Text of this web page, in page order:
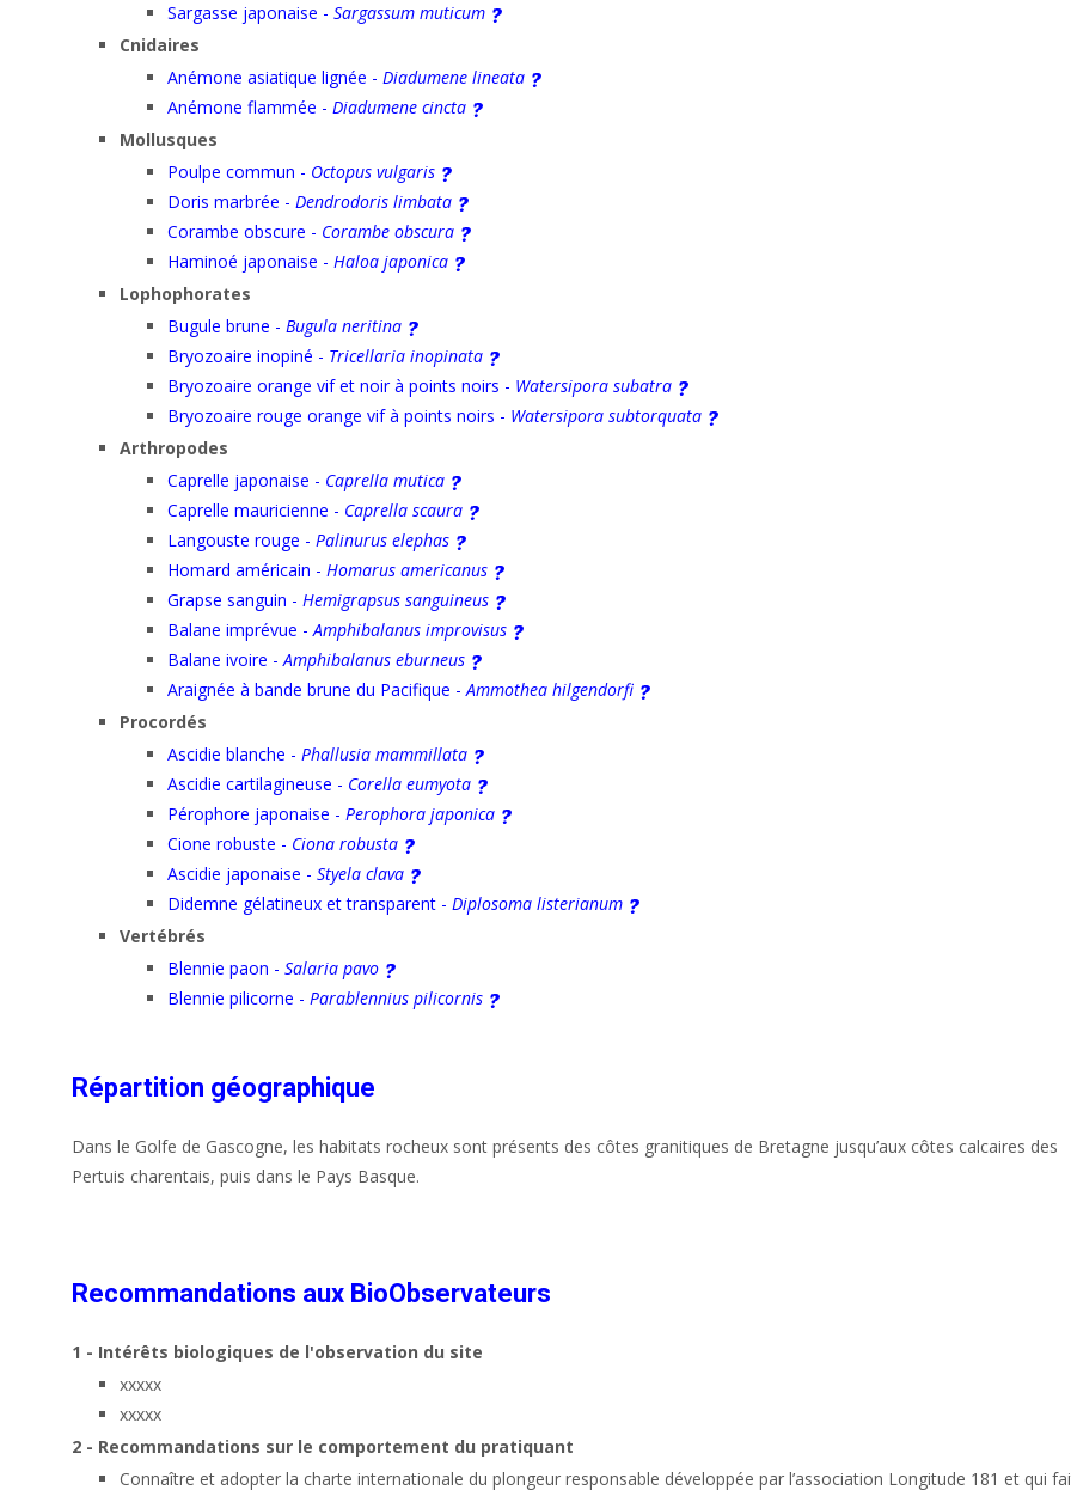
Sargasse japonaise - Sargassum muticum
Cnidaires
Anémone asiatique lignée - Diadumene lineata
Anémone flammée - Diadumene cincta
Mollusques
Poulpe commun - Octopus vulgaris
Doris marbrée - Dendrodoris limbata
Corambe obscure - Corambe obscura
Haminoé japonaise - Haloa japonica
Lophophorates
Bugule brune - Bugula neritina
Bryozoaire inopiné - Tricellaria inopinata
Bryozoaire orange vif et noir à points noirs - Watersipora subatra
Bryozoaire rouge orange vif à points noirs - Watersipora subtorquata
Arthropodes
Caprelle japonaise - Caprella mutica
Caprelle mauricienne - Caprella scaura
Langouste rouge - Palinurus elephas
Homard américain - Homarus americanus
Grapse sanguin - Hemigrapsus sanguineus
Balane imprévue -Amphibalanus improvisus
Balane ivoire -Amphibalanus eburneus
Araignée à bande brune du Pacifique -Ammothea hilgendorfi
Procordés
Ascidie blanche - Phallusia mammillata
Ascidie cartilagineuse - Corella eumyota
Pérophore japonaise - Perophora japonica
Cione robuste - Ciona robusta
Ascidie japonaise - Styela clava
Didemne gélatineux et transparent - Diplosoma listerianum
Vertébrés
Blennie paon - Salaria pavo
Blennie pilicorne - Parablennius pilicornis
Répartition géographique
Dans le Golfe de Gascogne, les habitats rocheux sont présents des côtes granitiques de Bretagne jusqu’aux côtes calcaires des
Pertuis charentais, puis dans le Pays Basque.
Recommandations aux BioObservateurs
1 - Intérêts biologiques de l'observation du site
xxxxx
xxxxx
2 - Recommandations sur le comportement du pratiquant
Connaître et adopter la charte internationale du plongeur responsable développée par l’association Longitude 181 et qui